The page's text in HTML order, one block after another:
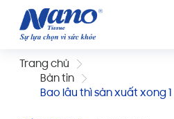
Trang chủ
Bản tin
Bao lâu thì sản xuất xong